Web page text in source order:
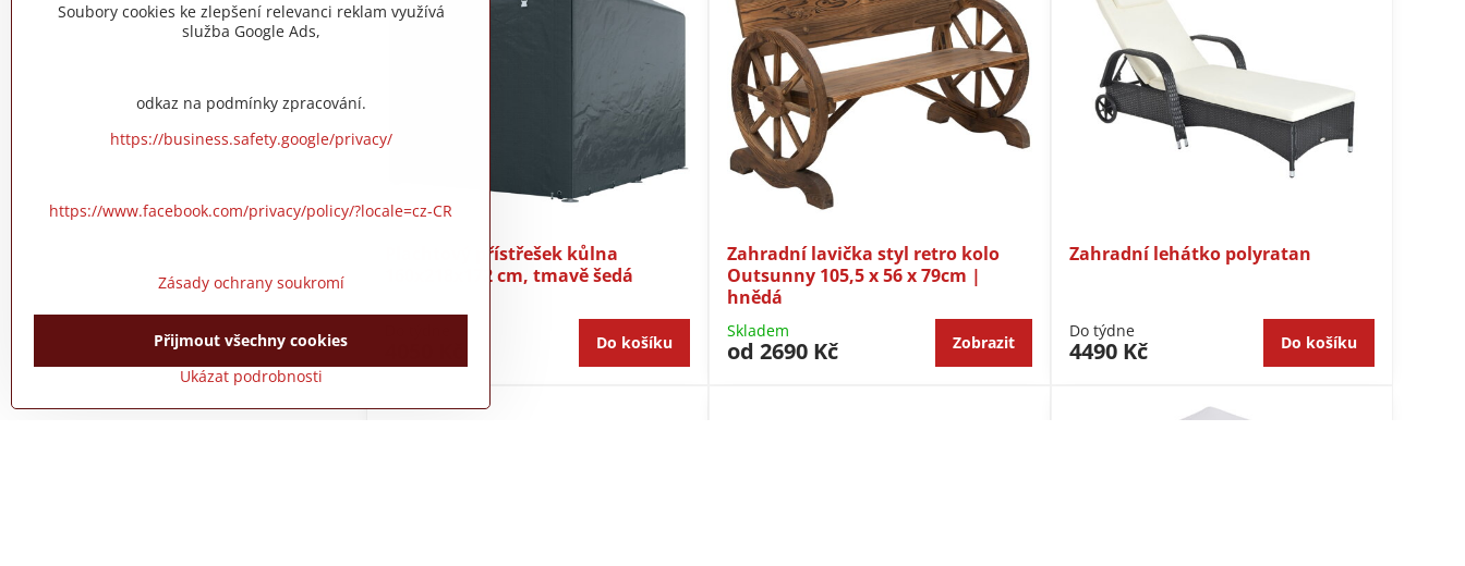
Plachtový přístřešek kůlna
160x218x172 cm, tmavě šedá
Do košíku
Zahradní lavička styl retro kolo
Outsunny 105,5 x 56 x 79cm |
hnědá
Skladem
od 2690 Kč Zobrazit
Zahradní lehátko polyratan
Do týdne
4490 Kč Do košíku
Soubory cookies ke zlepšení relevanci reklam využívá
služba Google Ads,
odkaz na podmínky zpracování.
https://business.safety.google/privacy/
https://www.facebook.com/privacy/policy/?locale=cz-CR
Zásady ochrany soukromí
Ukázat podrobnosti
Přijmout všechny cookies